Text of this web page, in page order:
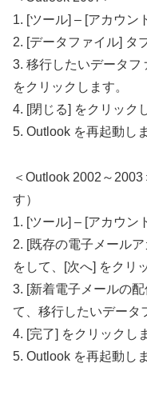
1. [ツール] – [アカウン
2. [データファイル] タ
3. 移行したいデータフ
をクリックします。
4. [閉じる] をクリック
5. Outlook を再起動し
＜Outlook 2002～
す）
1. [ツール] – [アカウン
2. [既存の電子メール
をして、[次へ] をクリ
3. [新着電子メールの
て、移行したいデータ
4. [完了] をクリックし
5. Outlook を再起動し